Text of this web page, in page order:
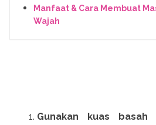
Manfaat & Cara Membuat
Wajah
Gunakan kuas basah